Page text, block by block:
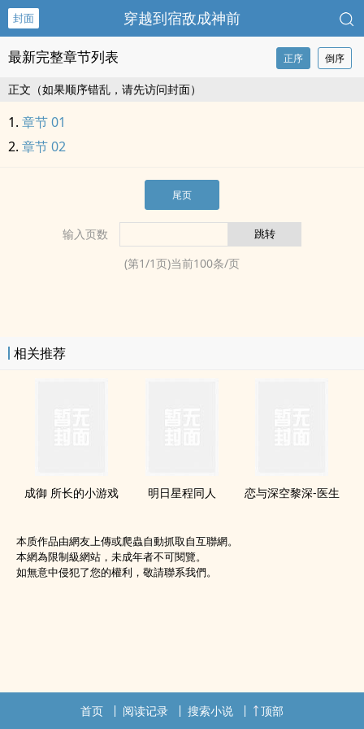
封面 穿越到宿敌成神前
最新完整章节列表 正序 倒序
正文（如果顺序错乱，请先访问封面）
章节 01
章节 02
尾页
输入页数
(第1/1页)当前100条/页
相关推荐
成御 所长的小游戏 明日星程‌同‍‎人‌‍ 恋与深空黎深-医生
本质作品由網友上傳或爬蟲自動抓取自互聯網。
本網為限制級網站，未成年者不可閱覽。
如無意中侵犯了您的權利，敬請聯系我們。
首页 阅读记录 搜索小说 顶部